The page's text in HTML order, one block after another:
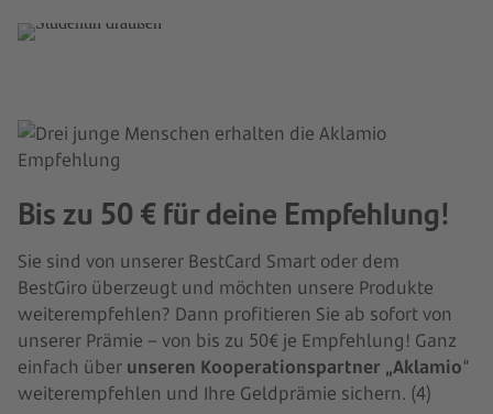
Bis zu 50 € für deine Empfehlung!
Sie sind von unserer BestCard Smart oder dem
BestGiro überzeugt und möchten unsere Produkte
weiterempfehlen? Dann profitieren Sie ab sofort von
unserer Prämie – von bis zu 50€ je Empfehlung! Ganz
einfach über unseren Kooperationspartner „Aklamio“
weiterempfehlen und Ihre Geldprämie sichern. (4)